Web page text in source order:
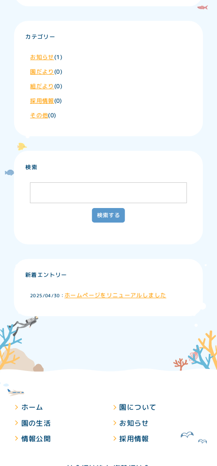
カテゴリー
お知らせ(1)
園だより(0)
組だより(0)
採用情報(0)
その他(0)
検索
新着エントリー
2025/04/30： ホームページをリニューアルしました
ホーム 園について
園の生活 お知らせ
情報公開 採用情報